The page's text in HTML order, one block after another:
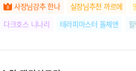
사장님강추 한나 실장님추천 까르에
다크호스 니나리
테라피마스터 돌체앤